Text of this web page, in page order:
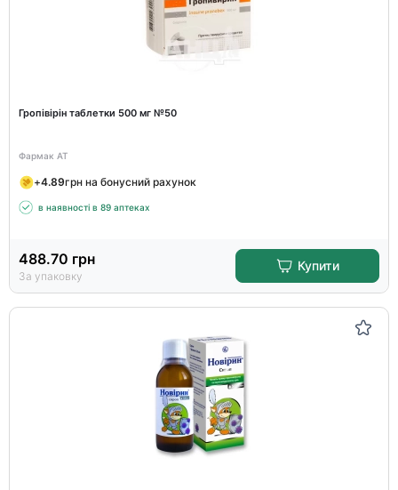
Гропівірін таблетки 500 мг №50
Фармак АТ
+4.89грн на бонусний рахунок
в наявності в 89 аптеках
488.70 грн
За упаковку
Купити